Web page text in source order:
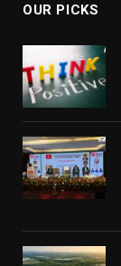
OUR PICKS